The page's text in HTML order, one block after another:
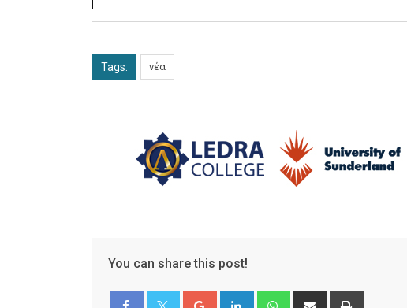
Tags: νέα
You can share this post!
Google+ LinkedIn WhatsappShare